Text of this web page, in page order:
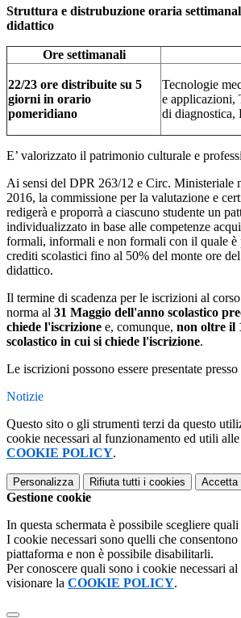
Struttura e distrubuzione oraria
didattico
Ore settimanali
22/23 ore distribuite su 5
giorni in orario
pomeridiano
Tecnologie
e applicazioni,
di diagnostica,
E’ valorizzato il patrimonio culturale e
Ai sensi del DPR 263/12 e Circ. Ministeriale
2016, la commissione per la valutazione e
redigerà e proporrà a ciascuno studente un
individualizzato in base alle competenze
formali, informali e non formali con il quale è
crediti scolastici fino al 50% del monte ore
didattico.
Il termine di scadenza per le iscrizioni al
norma al 31 Maggio dell'anno scolastico
chiede l'iscrizione e, comunque, non oltre il
scolastico in cui si chiede l'iscrizione.
Le iscrizioni possono essere presentate
Notizie
Questo sito o gli strumenti terzi da questo
cookie necessari al funzionamento ed utili
COOKIE POLICY.
Personalizza Rifiuta tutti i cookies Accetta
Gestione cookie
In questa schermata è possibile scegliere
I cookie necessari sono quelli che
piattaforma e non è possibile disabilitarli.
Per conoscere quali sono i cookie necessari
visionare la COOKIE POLICY.